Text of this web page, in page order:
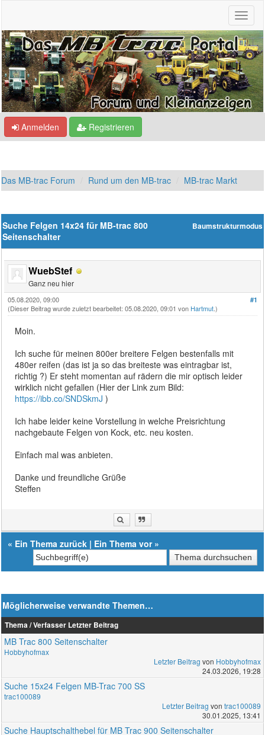
Anmelden Registrieren
Das MB-trac Forum Rund um den MB-trac MB-trac Markt
Baumstrukturmodus
Suche Felgen 14x24 für MB-trac 800
Seitenschalter
WuebStef
Ganz neu hier
#1
05.08.2020, 09:00
(Dieser Beitrag wurde zuletzt bearbeitet: 05.08.2020, 09:01 von Hartmut.)
Moin.
Ich suche für meinen 800er breitere Felgen bestenfalls mit
480er reifen (das ist ja so das breiteste was eintragbar ist,
richtig ?) Er steht momentan auf rädern die mir optisch leider
wirklich nicht gefallen (Hier der Link zum Bild:
https://ibb.co/SNDSkmJ )
Ich habe leider keine Vorstellung in welche Preisrichtung
nachgebaute Felgen von Kock, etc. neu kosten.
Einfach mal was anbieten.
Danke und freundliche Grüße
Steffen
« Ein Thema zurück | Ein Thema vor»
Möglicherweise verwandte Themen…
Thema / Verfasser Letzter Beitrag
MB Trac 800 Seitenschalter
Hobbyhofmax
Letzter Beitrag von Hobbyhofmax
24.03.2026, 19:28
Suche 15x24 Felgen MB-Trac 700 SS
trac100089
Letzter Beitrag von trac100089
30.01.2025, 13:41
Suche Hauptschalthebel für MB Trac 900 Seitenschalter